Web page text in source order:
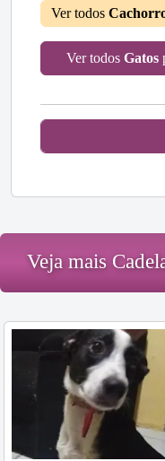
Ver todos
Ver todos Gatos
Veja mais